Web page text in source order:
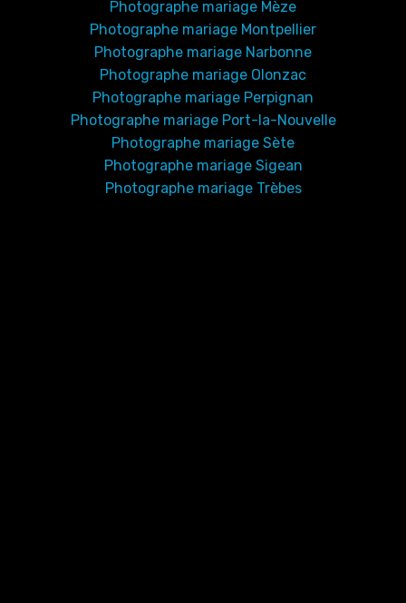
Photographe mariage Mèze
Photographe mariage Montpellier
Photographe mariage Narbonne
Photographe mariage Olonzac
Photographe mariage Perpignan
Photographe mariage Port-la-Nouvelle
Photographe mariage Sète
Photographe mariage Sigean
Photographe mariage Trèbes